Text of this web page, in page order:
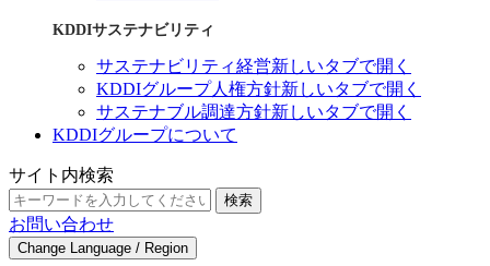
KDDIサステナビリティ
サステナビリティ経営新しいタブで開く
KDDIグループ人権方針新しいタブで開く
サステナブル調達方針新しいタブで開く
KDDIグループについて
サイト内検索
検索
お問い合わせ
Change Language / Region